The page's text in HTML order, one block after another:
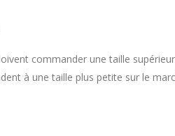
commander une taille
à une taille plus petite sur le